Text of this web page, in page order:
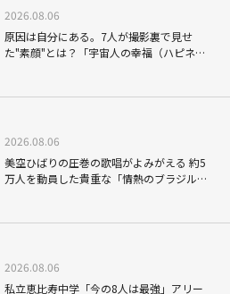
2026.08.06
原因は自分にある。7人が撮影裏で見せ
た"素顔"とは？「宇宙人の幸福（ハピネ
2026.08.06
美空ひばりの圧巻の歌唱がよみがえる 約5
万人を動員した貴重な「情熱のブラジル公
2026.08.06
私立恵比寿中学「今の8人は最強」アリー